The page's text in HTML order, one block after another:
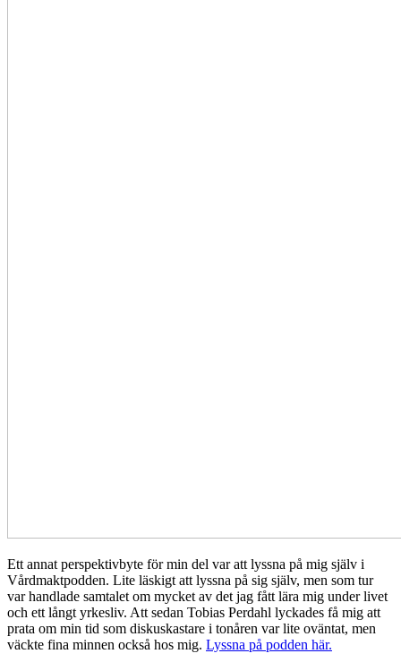
Ett annat perspektivbyte för min del var att lyssna på mig själv i
Vårdmaktpodden. Lite läskigt att lyssna på sig själv, men som tur
var handlade samtalet om mycket av det jag fått lära mig under livet
och ett långt yrkesliv. Att sedan Tobias Perdahl lyckades få mig att
prata om min tid som diskuskastare i tonåren var lite oväntat, men
väckte fina minnen också hos mig. Lyssna på podden här.